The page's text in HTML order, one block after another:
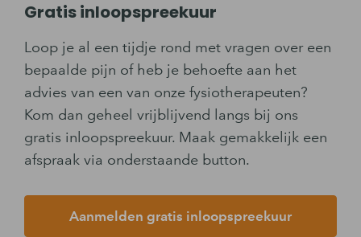
Gratis inloopspreekuur
Loop je al een tijdje rond met vragen over een
bepaalde pijn of heb je behoefte aan het
advies van een van onze fysiotherapeuten?
Kom dan geheel vrijblijvend langs bij ons
gratis inloopspreekuur. Maak gemakkelijk een
afspraak via onderstaande button.
Aanmelden gratis inloopspreekuur